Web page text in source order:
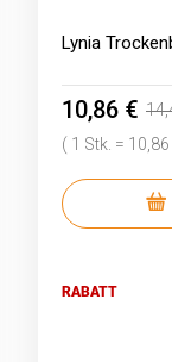
Lynia
10,86 €
( 1 Stk. = 10,86
RABATT